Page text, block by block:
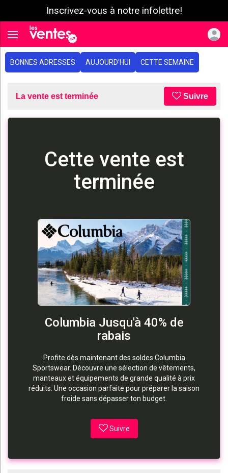
Inscrivez-vous à notre infolettre!
Toggle navigation
BONNES ADRESSES AUJOURD'HUI CETTE SEMAINE
La vente est terminée Suivre
Cette vente est
terminée
Columbia Jusqu'à 40% de
rabais
Profite dès maintenant des soldes Columbia
Sportswear. Découvre une sélection de vêtements,
manteaux et équipements de grande qualité à prix
réduits. Une occasion parfaite pour préparer la saison
froide sans dépasser ton budget.
Suivre